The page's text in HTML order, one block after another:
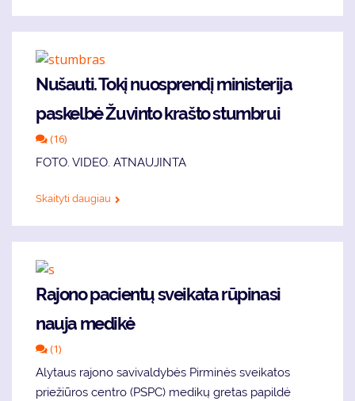
Nušauti. Tokį nuosprendį ministerija
paskelbė Žuvinto krašto stumbrui
(16)
FOTO. VIDEO. ATNAUJINTA
Skaityti daugiau
Rajono pacientų sveikata rūpinasi
nauja medikė
(1)
Alytaus rajono savivaldybės Pirminės sveikatos
priežiūros centro (PSPC) medikų gretas papildė